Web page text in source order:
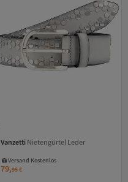
Vanzetti Nietengürtel Leder
Versand Kostenlos
Versand Kostenlos
79,95€